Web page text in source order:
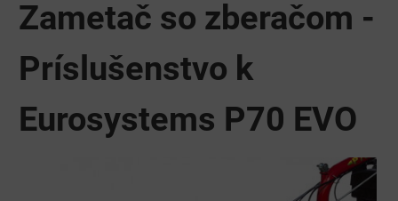
Zametač so zberačom -
Príslušenstvo k
Eurosystems P70 EVO